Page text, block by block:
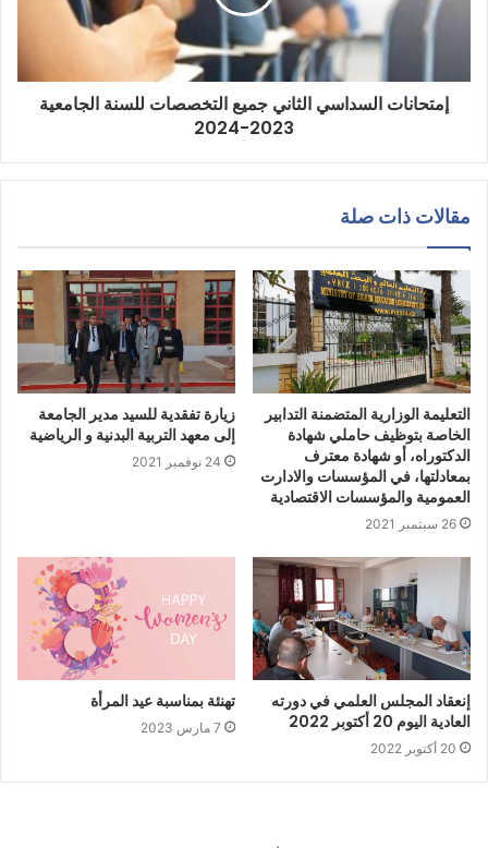
إمتحانات السداسي الثاني جميع التخصصات للسنة الجامعية
2023-2024
مقالات ذات صلة
التعليمة الوزارية المتضمنة التدابير
الخاصة بتوظيف حاملي شهادة
الدكتوراه، أو شهادة معترف
بمعادلتها، في المؤسسات والادارت
العمومية والمؤسسات الاقتصادية
26 سبتمبر 2021
زيارة تفقدية للسيد مدير الجامعة
إلى معهد التربية البدنية و الرياضية
24 نوفمبر 2021
إنعقاد المجلس العلمي في دورته
العادية اليوم 20 أكتوبر 2022
20 أكتوبر 2022
تهنئة بمناسبة عيد المرأة
7 مارس 2023